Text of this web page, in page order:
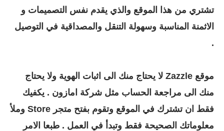
تشتري من هذا الموقع والذي يقدم نفس التصميمات و
الاثمنة المناسبة وسهولة التنقل والمصداقية في التوصيل
.
موقع Zazzle لا يحتاج منك الى اثبات الهوية ولا يحتاج
منك الى مراجعة الحساب مثل شركة امازون . يكفيك
فقط ان تشترك في الموقع وتقوم بفتح متجر Store وملأ
معلوماتك الصحيحة فقط وتبدأ في العمل . طبعا الامر